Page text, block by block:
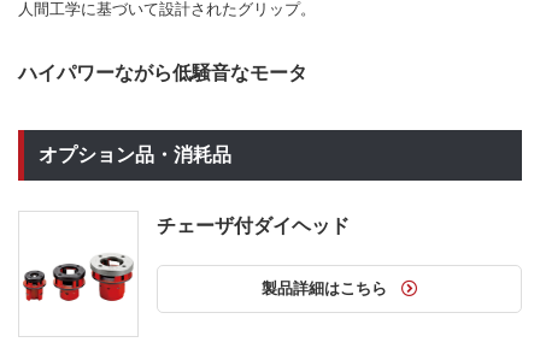
人間工学に基づいて設計されたグリップ。
ハイパワーながら低騒音なモータ
オプション品・消耗品
チェーザ付ダイヘッド
製品詳細はこちら